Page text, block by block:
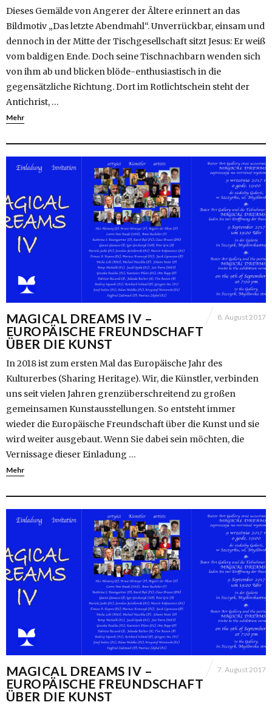
Dieses Gemälde von Angerer der Ältere erinnert an das
Bildmotiv „Das letzte Abendmahl“. Unverrückbar, einsam und
dennoch in der Mitte der Tischgesellschaft sitzt Jesus: Er weiß
vom baldigen Ende. Doch seine Tischnachbarn wenden sich
von ihm ab und blicken blöde-enthusiastisch in die
gegensätzliche Richtung. Dort im Rotlichtschein steht der
Antichrist, …
Mehr
MAGICAL DREAMS IV –
EUROPÄISCHE FREUNDSCHAFT
ÜBER DIE KUNST
8. August 2017
In 2018 ist zum ersten Mal das Europäische Jahr des
Kulturerbes (Sharing Heritage). Wir, die Künstler, verbinden
uns seit vielen Jahren grenzüberschreitend zu großen
gemeinsamen Kunstausstellungen. So entsteht immer
wieder die Europäische Freundschaft über die Kunst und sie
wird weiter ausgebaut. Wenn Sie dabei sein möchten, die
Vernissage dieser Einladung …
Mehr
MAGICAL DREAMS IV –
EUROPÄISCHE FREUNDSCHAFT
ÜBER DIE KUNST
7. August 2017